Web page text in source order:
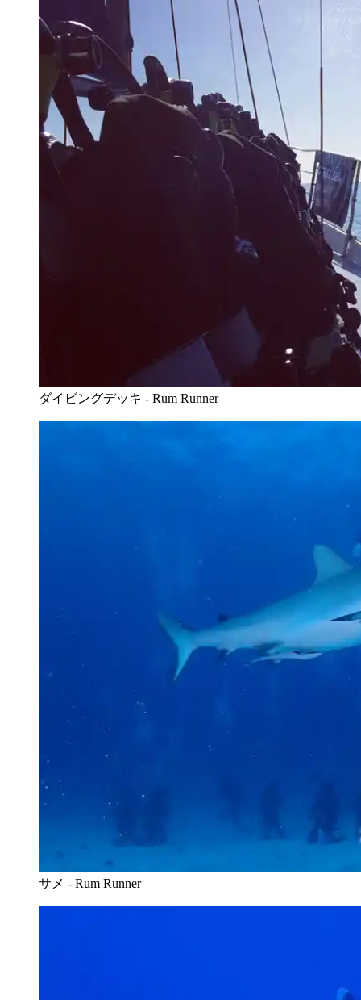
ダイビングデッキ - Rum Runner
サメ - Rum Runner